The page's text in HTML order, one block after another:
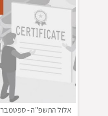
אלול התשפ"ה-ספטמבר 2025